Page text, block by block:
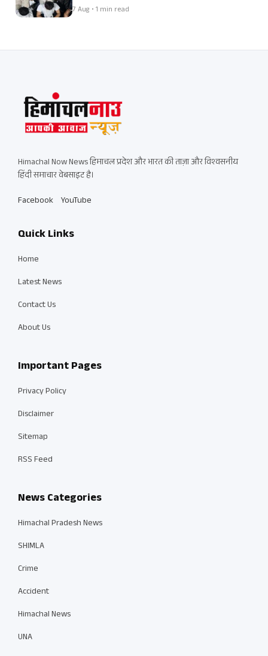
7 Aug • 1 min read
Himachal Now News हिमाचल प्रदेश और भारत की ताज़ा और विश्वसनीय
हिंदी समाचार वेबसाइट है।
Facebook YouTube
Quick Links
Home
Latest News
Contact Us
About Us
Important Pages
Privacy Policy
Disclaimer
Sitemap
RSS Feed
News Categories
Himachal Pradesh News
SHIMLA
Crime
Accident
Himachal News
UNA